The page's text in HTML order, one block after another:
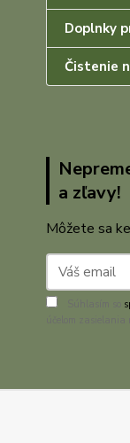
Doplnky
Čistenie
a zľavy!
Môžete sa